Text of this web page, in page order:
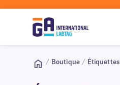
/ Boutique / Étiquettes